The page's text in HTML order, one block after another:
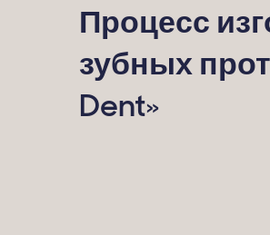
Процесс
зубных
Dent»